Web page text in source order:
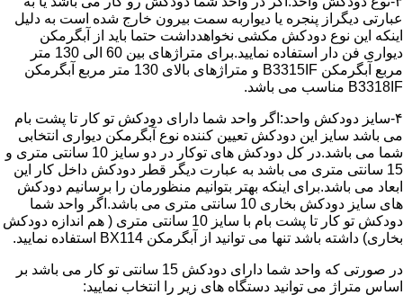
عبارتی دیگراز پنجره یا دیواربه سمت بیرون خارج شده است به دلیل
اینکه این نوع دودکش مکشی نخواهدداشت حتما باید از آبگرمکن
دیواری فن دار استفاده نمایید.برای متراژهای بین 60 الی 130 متر
مربع آبگرمکن B3315IF و متراژهای بالای 130 متر مربع آبگرمکن
B3318IF مناسب می باشد.
۴-سایز دودکش واحد:اگر واحد شما دارای دودکش تو کار تا پشت بام
می باشد سایز این دودکش تعیین کننده نوع آبگرمکن دیواری انتخابی
شما می باشد.در کل دودکش های توکار در دو سایز 10 سانتی متری و
15 سانتی متری می باشد به عبارت دیگر قطر دودکش داخل کار این
ابعاد می باشد.برای اینکه بهتر بتوانیم منظورمان را برسانیم دودکش
های سایز دودکش بخاری 10 سانتی متری می باشد.اگر واحد شما
دودکش تو کار تا پشت بام با سایز 10 سانتی متری ( هم اندازه دودکش
بخاری) داشته باشد تنها می توانید از آبگرمکن BX114 استفاده نمایید.
در صورتی که واحد شما دارای دودکش 15 سانتی تو کار می باشد بر
اساس متراژ می توانید دستگاه های زیر را انتخاب نمایید: